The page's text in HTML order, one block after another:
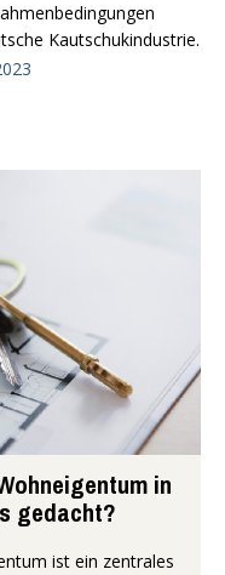
Kautschukindustrie.
in
gedacht?
ist ein zentrales